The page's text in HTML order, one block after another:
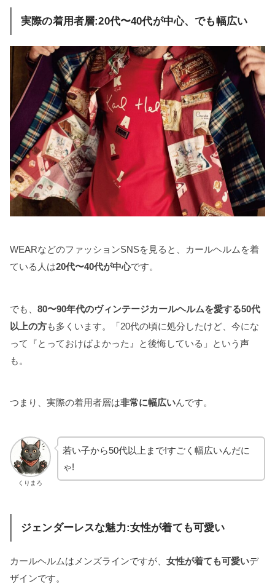
実際の着用者層:20代〜40代が中心、でも幅広い
WEARなどのファッションSNSを見ると、カールヘルムを着
ている人は20代〜40代が中心です。
でも、 80〜90年代のヴィンテージカールヘルムを愛する50代
以上の方も多くいます。「20代の頃に処分したけど、今にな
って『とっておけばよかった』と後悔している」という声
も。
つまり、実際の着用者層は非常に幅広いんです。
くりまろ
若い子から50代以上まで!すごく幅広いんだに
ゃ!
ジェンダーレスな魅力:女性が着ても可愛い
カールヘルムはメンズラインですが、 女性が着ても可愛いデ
ザインです。